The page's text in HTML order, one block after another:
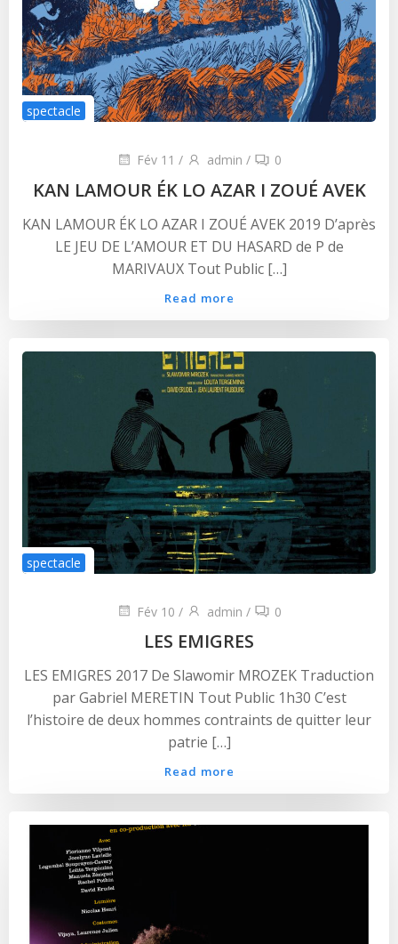
spectacle
Fév 11 / admin / 0
KAN LAMOUR ÉK LO AZAR I ZOUÉ AVEK
KAN LAMOUR ÉK LO AZAR I ZOUÉ AVEK 2019 D’après
LE JEU DE L’AMOUR ET DU HASARD de P de
MARIVAUX Tout Public […]
Read more
spectacle
Fév 10 / admin / 0
LES EMIGRES
LES EMIGRES 2017 De Slawomir MROZEK Traduction
par Gabriel MERETIN Tout Public 1h30 C’est
l’histoire de deux hommes contraints de quitter leur
patrie […]
Read more